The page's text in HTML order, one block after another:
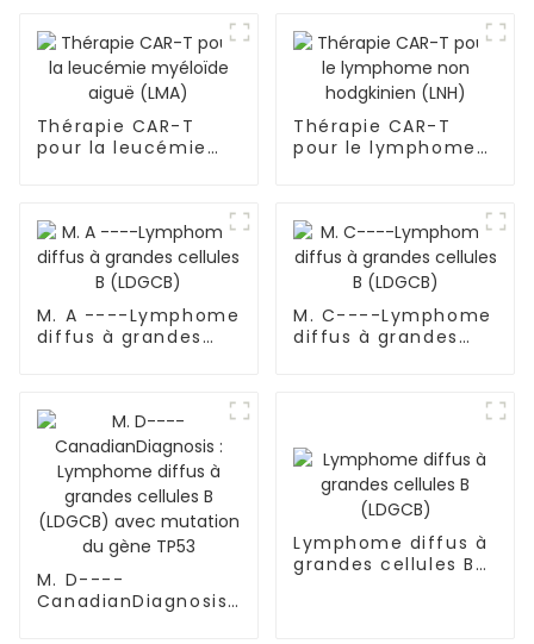
Thérapie CAR-T
pour la leucémie
Thérapie CAR-T
pour le lymphome
M. A ----Lymphome
diffus à grandes
M. C----Lymphome
diffus à grandes
M. D----
CanadianDiagnosis :
Lymphome diffus à
grandes cellules B